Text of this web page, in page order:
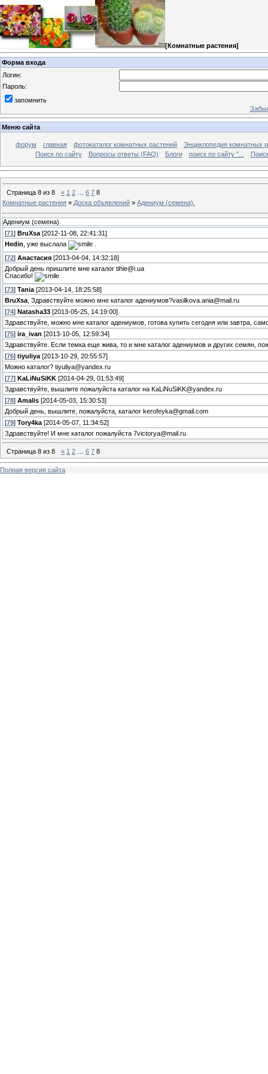
[Комнатные растения]
Форма входа
Логин:
Пароль:
запомнить
Меню сайта
форум главная фотокаталог комнатных растений
Энциклопедия комнатных
Поиск по сайту
Вопросы ответы (FAQ) Блоги поиск по сайту "...
Страница 8 из 8 « 1 2 6 7 8
Комнатные растения » Доска объявлений » Адениум (семена).
Адениум (семена).
[71] BruXsa [2012-11-08, 22:41:31]
Hedin, уже выслала
.
[72] Анастасия [2013-04-04, 14:32:18]
Добрый день пришлите мне каталог tihie@i.ua
Спасибо!
[73] Tania [2013-04-14, 18:25:58]
BruXsa , Здравствуйте можно мне каталог адениумов?vasilkova.ania@mail.ru
[74] Natasha33 [2013-05-25, 14:19:00]
Здравствуйте, можно мне каталог адениумов, готова купить сегодня или завтра,
[75] ira_ivan [2013-10-05, 12:59:34]
Здравствуйте. Если темка еще жива, то и мне каталог адениумов и других семян,
[76] tiyuliya [2013-10-29, 20:55:57]
Можно каталог? tiyuliya@yandex.ru
[77] KaLiNuSiKK [2014-04-29, 01:53:49]
Здравствуйте, вышлите пожалуйста каталог на KaLiNuSiKK@yandex.ru
[78] Amalis [2014-05-03, 15:30:53]
Добрый день, вышлите, пожалуйста, каталог kerofeyka@gmail.com
[79] Tory4ka [2014-05-07, 11:34:52]
Здравствуйте! И мне каталог пожалуйста 7victorya@mail.ru
Страница 8 из 8 « 1 2 6 7 8
Полная версия сайта